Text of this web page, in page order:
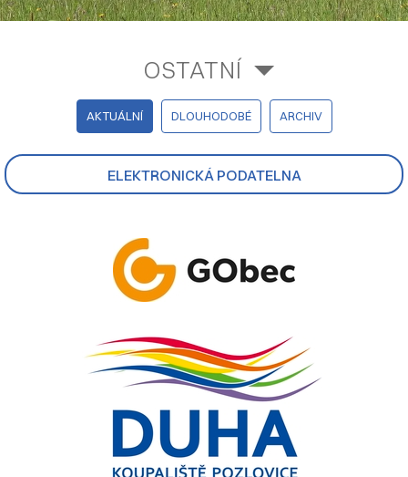
ELEKTRONICKÁ PODATELNA
OSTATNÍ
AKTUÁLNÍ DLOUHODOBÉ ARCHIV